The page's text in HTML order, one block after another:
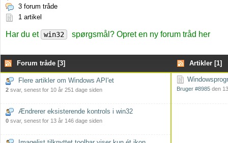
3 forum tråde
1 artikel
Har du et win32 spørgsmål? Opret en ny forum tråd her
Forum tråde [3] Artikler [1]
Flere artikler om Windows API'et
2 svar, senest for 10 år 251 dage siden
Ændrerer eksisterende kontrols i win32
0 svar, senest for 13 år 146 dage siden
Bruger #8985 den